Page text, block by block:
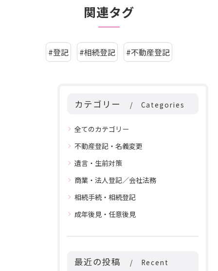
関連タグ
#登記 #相続登記 #不動産登記
カテゴリー Categories
全てのカテゴリー
不動産登記・名義変更
遺言・生前対策
商業・法人登記／会社法務
相続手続・相続登記
成年後見・任意後見
最近の投稿
Recent